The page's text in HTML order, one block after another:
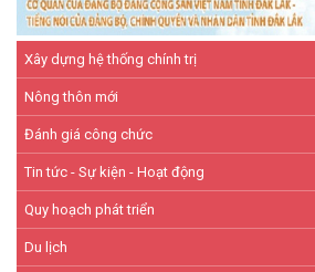
Xây dựng hệ thống chính trị
Nông thôn mới
Đánh giá công chức
Tin tức - Sự kiện - Hoạt động
Quy hoạch phát triển
Du lịch